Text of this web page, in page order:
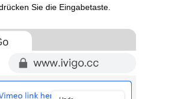
Sie die Eingabetaste.